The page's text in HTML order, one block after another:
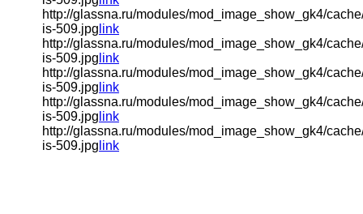
http://glassna.ru/modules/mod_image_show_gk4/
is-509.jpg link
http://glassna.ru/modules/mod_image_show_gk4/
is-509.jpg link
http://glassna.ru/modules/mod_image_show_gk4/
is-509.jpg link
http://glassna.ru/modules/mod_image_show_gk4/
is-509.jpg link
http://glassna.ru/modules/mod_image_show_gk4/
is-509.jpg link